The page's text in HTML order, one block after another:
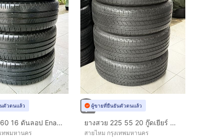
ตัวตนแล้ว
ไม่ปะ 185 60 16 ดันลอป Enasave ปี24
ทพมหานคร
ผู้ขายที่ยืนยันตัวตนแล้ว
ยางสวย 225 55 20 กู๊ดเยียร์ Wrangler
สายไหม กรุงเทพมหานคร